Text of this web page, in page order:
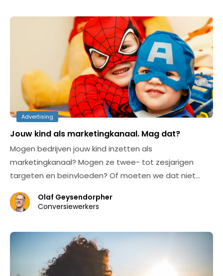
Advertising
Jouw kind als marketingkanaal. Mag dat?
Mogen bedrijven jouw kind inzetten als
marketingkanaal? Mogen ze twee- tot zesjarigen
targeten en beïnvloeden? Of moeten we dat niet…
Olaf Geysendorpher
Conversiewerkers